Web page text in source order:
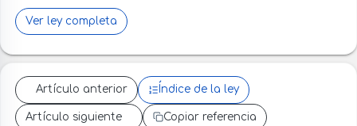
Ver ley completa
Artículo anterior Índice de la ley
Artículo siguiente Copiar referencia